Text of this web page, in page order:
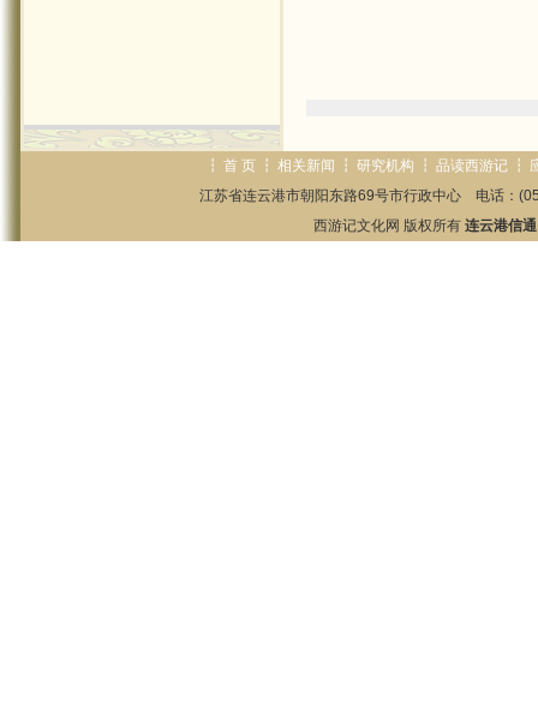
┇ 首 页 ┇ 相关新闻 ┇ 研究机构 ┇ 品读西游记 ┇
江苏省连云港市朝阳东路69号市行政中心 电话：
西游记文化网 版权所有 连云港信